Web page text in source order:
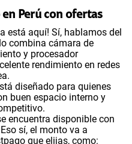
75 GBen alta velocidad
S/ 60.90
planes
Android 15
Qualcomm 6 Gen 3
en Perú con ofertas
está aquí! Sí, hablamos del
combina cámara de
y procesador
rendimiento en redes
diseñado para quienes
buen espacio interno y
encuentra disponible con
sí, el monto va a
que elijas, como: